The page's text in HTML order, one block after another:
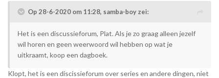
Op 28-6-2020 om 11:28, samba-boy zei:
Het is een discussieforum, Plat. Als je zo graag alleen jezelf
wil horen en geen weerwoord wil hebben op wat je
uitkraamt, koop een dagboek.
Klopt, het is een discissieforum over series en andere dingen, niet